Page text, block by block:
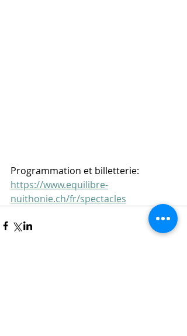
Programmation et billetterie:
https://www.equilibre-
nuithonie.ch/fr/spectacles